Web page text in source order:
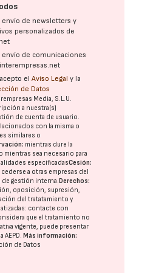
envío de newsletters y
personalizados de
envío de comunicaciones
elAviso Legal y la
de Datos
Media, S.L.U.
a nuestra(s)
de cuenta de usuario.
con la misma o
similares o
mientras dure la
mientras sea necesario para
especificadasCesión:
a otras empresas del
de gestión interna. Derechos:
oposición, supresión,
del tratatamiento y
contacte con
que el tratamiento no
vigente, puede presentar
AEPD. Más información:
de Datos